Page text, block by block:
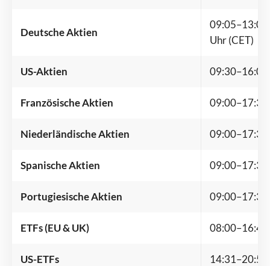
Deutsche Aktien
09:05–13:00
Uhr (CET)
US-Aktien 09:30–16:00
Französische Aktien 09:00–17:30
Niederländische Aktien 09:00–17:30
Spanische Aktien 09:00–17:30
Portugiesische Aktien 09:00–17:30
ETFs (EU & UK) 08:00–16:49
US-ETFs 14:31–20:59